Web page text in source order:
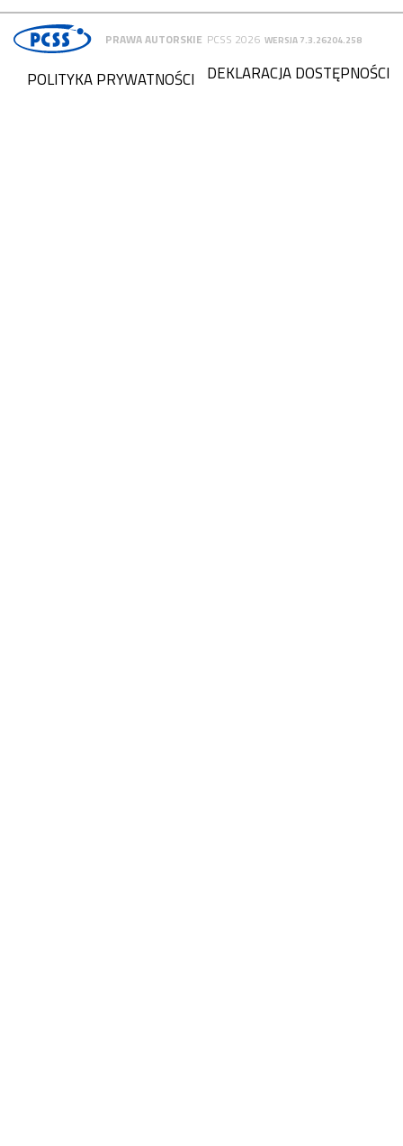
PRAWA AUTORSKIE PCSS 2026 WERSJA 7.3.26204.258
DEKLARACJA DOSTĘPNOŚCI
POLITYKA PRYWATNOŚCI